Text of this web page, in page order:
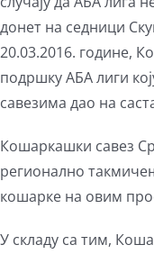
донет на седници
20.03.2016. године,
подршку АБА лиги
савезима дао на
Кошаркашки савез
регионално
кошарке на овим
У складу са тим,